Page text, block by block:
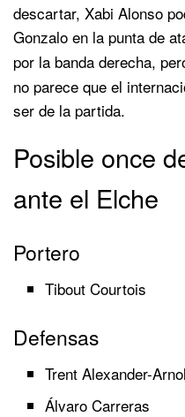
descartar, Xabi Alonso
Gonzalo en la punta de
por la banda derecha,
no parece que el
ser de la partida.
Posible once
ante el Elche
Portero
Tibout Courtois
Defensas
Trent Alexander-
Álvaro Carreras